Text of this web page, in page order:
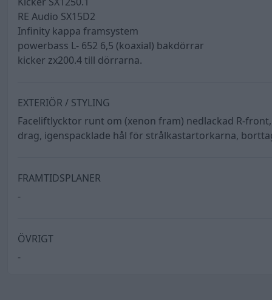
RE Audio SX15D2
Infinity kappa framsystem
powerbass L- 652 6,5 (koaxial) bakdörrar
kicker zx200.4 till dörrarna.
EXTERIÖR / STYLING
Faceliftlycktor runt om (xenon fram) nedlackad R-
drag, igenspacklade hål för strålkastartorkarna,
FRAMTIDSPLANER
-
ÖVRIGT
-